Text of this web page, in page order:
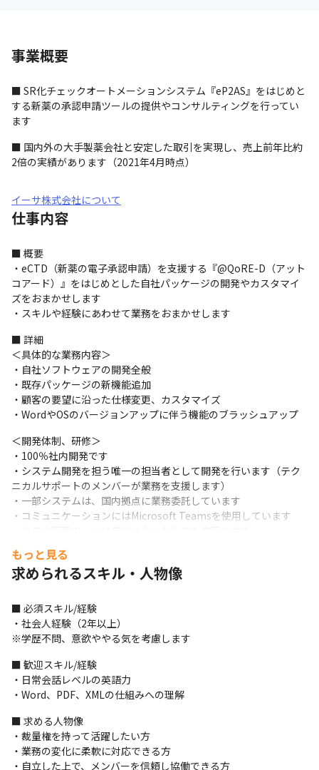
事業概要
■ SR化チェックオートメーションシステム『eP2AS』をはじめと
する新薬の承認申請ツールの提供やコンサルティングを行ってい
ます
■ 国内外の大手製薬会社と安定した取引を実現し、売上前年比約
2倍の実績があります（2021年4月時点）
イーサ株式会社について
仕事内容
■ 概要
・eCTD（新薬の電子承認申請）を支援する『@QoRE-D（アット
コアード）』をはじめとした自社パッケージの開発やカスタマイ
ズをおまかせします
・スキルや経験にあわせて業務をおまかせします
■ 詳細
＜具体的な業務内容＞
・自社ソフトウェアの開発全般
・既存パッケージの新機能追加
・顧客の要望に沿った仕様変更、カスタマイズ
・WordやOSのバージョンアップに伴う機能のブラッシュアップ
＜開発体制、研修＞
・100％社内開発です
・システム開発を担う唯一の担当者として開発を行います（テク
ニカルサポートのメンバーが業務を支援します）
・一部システムは、国内拠点に業務委託しています
・コミュニケーションにはMicrosoft Teamsを使用しています
研修を行います
・アジャイル開発を採用しています
＜プロダクトに関して＞
・新薬の承認申請支援ソフト『@QoRE-D（アットコアード）』
・SR化チェックオートメーションシステム『eP2AS』
・執筆支援統合QCツール『うに』
・ドキュメント変換ソリューション『DocShifter』
■ この仕事の面白み、魅力
・何年もの研究期間と膨大な研究費をかけた、新薬の誕生に欠か
せないサービスの開発に挑戦できます
・新薬の承認申請支援パッケージを提供している企業はまだ2、3
社と少数のため、競合優位性の高いサービスに携われます
・代表直下で開発を進めるため、裁量権が大きいです
もっと見る
求められるスキル・人物像
■ 必須スキル/経験
・社会人経験（2年以上）
※学歴不問、意欲ややる気を考慮します
■ 歓迎スキル/経験
・日常会話レベルの英語力
・Word、PDF、XMLの仕組みへの理解
■ 求める人物像
・裁量権を持って活躍したい方
・業務の変化に柔軟に対応できる方
・自立した上で、メンバーを信頼し協働できる方